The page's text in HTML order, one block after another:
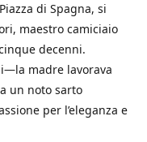
di Spagna, si
maestro camiciaio
decenni.
madre lavorava
un noto sarto
per l’eleganza e